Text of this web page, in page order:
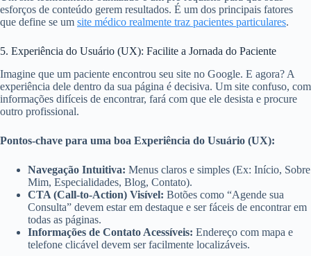
esforços de conteúdo gerem resultados. É um dos principais fatores
que define se um site médico realmente traz pacientes particulares.
5. Experiência do Usuário (UX): Facilite a Jornada do Paciente
Imagine que um paciente encontrou seu site no Google. E agora? A
experiência dele dentro da sua página é decisiva. Um site confuso, com
informações difíceis de encontrar, fará com que ele desista e procure
outro profissional.
Pontos-chave para uma boa Experiência do Usuário (UX):
Navegação Intuitiva: Menus claros e simples (Ex: Início, Sobre
Mim, Especialidades, Blog, Contato).
CTA (Call-to-Action) Visível: Botões como “Agende sua
Consulta” devem estar em destaque e ser fáceis de encontrar em
todas as páginas.
Informações de Contato Acessíveis: Endereço com mapa e
telefone clicável devem ser facilmente localizáveis.